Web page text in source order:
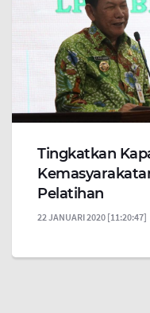
Tingkatkan
Pelatihan
22 JANUARI 2020 [11:20:47]